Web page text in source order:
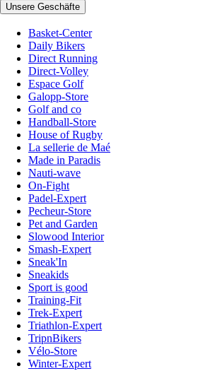
Unsere Geschäfte
Basket-Center
Daily Bikers
Direct Running
Direct-Volley
Espace Golf
Galopp-Store
Golf and co
Handball-Store
House of Rugby
La sellerie de Maé
Made in Paradis
Nauti-wave
On-Fight
Padel-Expert
Pecheur-Store
Pet and Garden
Slowood Interior
Smash-Expert
Sneak'In
Sneakids
Sport is good
Training-Fit
Trek-Expert
Triathlon-Expert
TripnBikers
Vélo-Store
Winter-Expert